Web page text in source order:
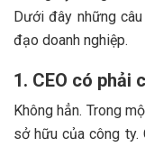
Dưới đây những
đạo doanh nghiệp.
1. CEO có phải
Không hẳn. Trong
sở hữu của công